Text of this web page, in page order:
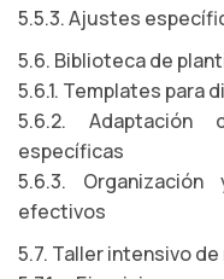
5.5.3. Ajustes
5.6. Biblioteca de
5.6.1. Templates
5.6.2. Adaptación
específicas
5.6.3.
efectivos
5.7. Taller intensivo